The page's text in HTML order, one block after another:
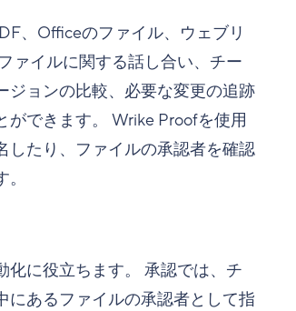
、Officeのファイル、ウェブリ
ァイルに関する話し合い、チー
ジョンの比較、必要な変更の追跡
できます。 Wrike Proofを使用
したり、ファイルの承認者を確認
に役立ちます。 承認では、チ
にあるファイルの承認者として指